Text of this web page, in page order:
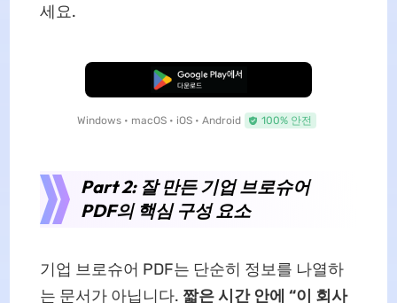
세요.
무료로 다운로드
Windows • macOS • iOS • Android 100% 안전
Part 2: 잘 만든 기업 브로슈어
PDF의 핵심 구성 요소
기업 브로슈어 PDF는 단순히 정보를 나열하
는 문서가 아닙니다. 짧은 시간 안에 “이 회사